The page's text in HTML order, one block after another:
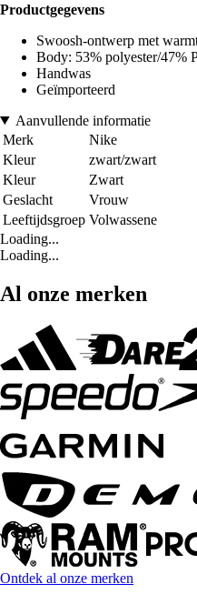
Productgegevens
Swoosh-ontwerp met
Body: 53% polyester/47%
Handwas
Geïmporteerd
Aanvullende informatie
Merk
Nike
Kleur
zwart/zwart
Kleur
Zwart
Geslacht
Vrouw
Leeftijdsgroep Volwassene
Loading...
Loading...
Al onze merken
Ontdek al onze merken